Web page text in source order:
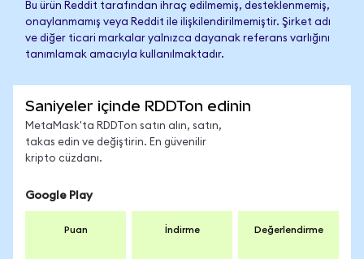
Bu ürün Reddit tarafından ihraç edilmemiş, desteklenmemiş,
onaylanmamış veya Reddit ile ilişkilendirilmemiştir. Şirket adı
ve diğer ticari markalar yalnızca dayanak referans varlığını
tanımlamak amacıyla kullanılmaktadır.
Saniyeler içinde RDDTon edinin
MetaMask'ta RDDTon satın alın, satın,
takas edin ve değiştirin. En güvenilir
kripto cüzdanı.
Google Play
Puan İndirme Değerlendirme